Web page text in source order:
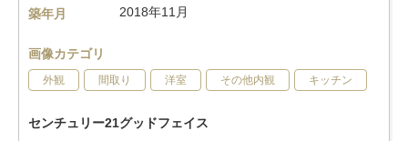
築年月
2018年11月
画像カテゴリ
外観 間取り 洋室 その他内観 キッチン
センチュリー21グッドフェイス